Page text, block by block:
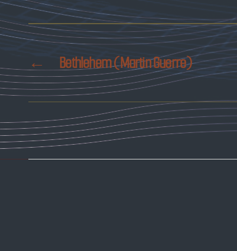
← Bethlehem (Martin Guerre)